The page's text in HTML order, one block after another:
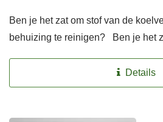
Ben je het zat om stof van de
behuizing te reinigen? Ben je het
Details